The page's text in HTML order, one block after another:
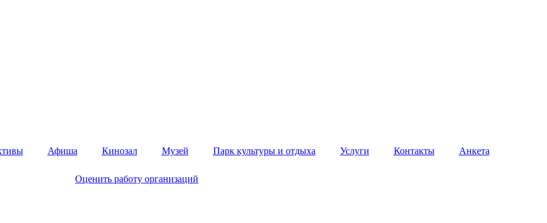
Афиша Кинозал Музей Парк культуры и отдыха Услуги Контакты Анкета
Оценить работу организаций